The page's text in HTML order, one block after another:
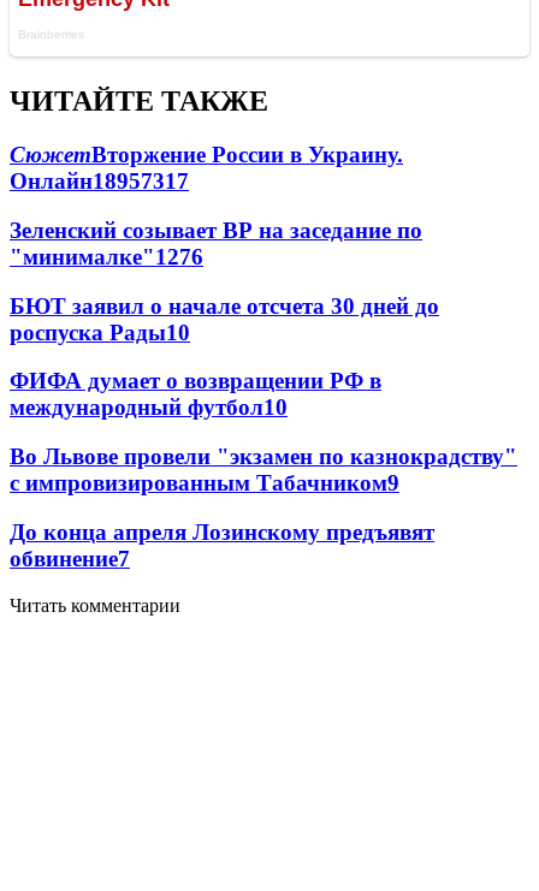
ЧИТАЙТЕ ТАКЖЕ
СюжетВторжение России в Украину.
Онлайн18957317
Зеленский созывает ВР на заседание по
"минималке"1276
БЮТ заявил о начале отсчета 30 дней до
роспуска Рады10
ФИФА думает о возвращении РФ в
международный футбол10
Во Львове провели "экзамен по казнокрадству"
с импровизированным Табачником9
До конца апреля Лозинскому предъявят
обвинение7
Читать комментарии